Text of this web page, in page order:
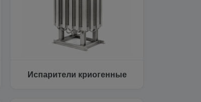
Испарители криогенные